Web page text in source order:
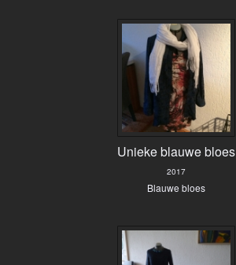
Unieke blauwe bloes
2017
Blauwe bloes